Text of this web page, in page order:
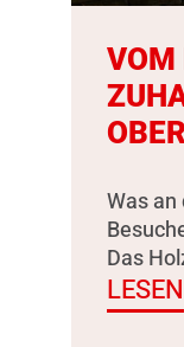
VOM
Was an
Das
LESEN